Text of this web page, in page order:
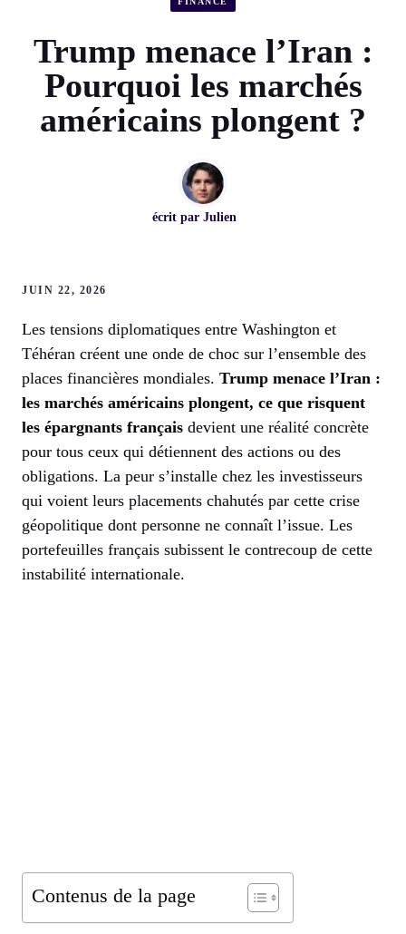
Trump menace l’Iran :
Pourquoi les marchés
américains plongent ?
écrit par Julien
JUIN 22, 2026
Les tensions diplomatiques entre Washington et
Téhéran créent une onde de choc sur l’ensemble des
places financières mondiales. Trump menace l’Iran :
les marchés américains plongent, ce que risquent
les épargnants français devient une réalité concrète
pour tous ceux qui détiennent des actions ou des
obligations. La peur s’installe chez les investisseurs
qui voient leurs placements chahutés par cette crise
géopolitique dont personne ne connaît l’issue. Les
portefeuilles français subissent le contrecoup de cette
instabilité internationale.
Contenus de la page